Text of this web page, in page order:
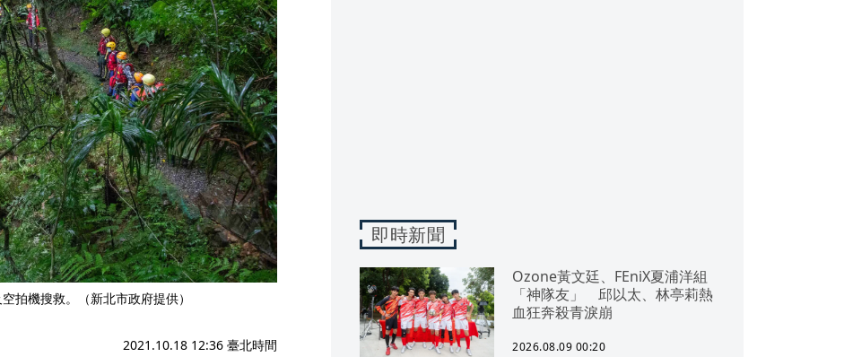
拍機搜救。（新北市政府提供）
2021.10.18 12:36 臺北時間
即時新聞
Ozone黃文廷、FEniX夏浦洋組
「神隊友」 邱以太、林亭莉熱
血狂奔殺青淚崩
2026.08.09 00:20